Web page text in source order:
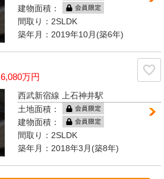
建物面積：
間取り： 2SLDK
築年月：2019年10月(築6年)
6,080万円
西武新宿線 上石神井駅
土地面積：
建物面積：
間取り： 2SLDK
築年月：2018年3月(築8年)